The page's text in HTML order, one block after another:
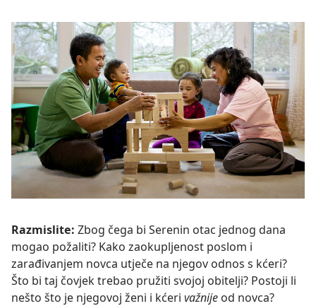
Razmislite: Zbog čega bi Serenin otac jednog dana
mogao požaliti? Kako zaokupljenost poslom i
zarađivanjem novca utječe na njegov odnos s kćeri?
Što bi taj čovjek trebao pružiti svojoj obitelji? Postoji li
nešto što je njegovoj ženi i kćeri važnije od novca?